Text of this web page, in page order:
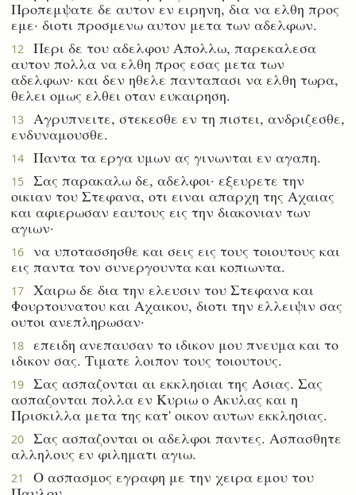
Προπεμψατε δε αυτον εν ειρηνη, δια να ελθη προς
εμε· διοτι προσμενω αυτον μετα των αδελφων.
12
Περι δε του αδελφου Απολλω, παρεκαλεσα
αυτον πολλα να ελθη προς εσας μετα των
αδελφων· και δεν ηθελε πανταπασι να ελθη τωρα,
θελει ομως ελθει οταν ευκαιρηση.
13
Αγρυπνειτε, στεκεσθε εν τη πιστει, ανδριζεσθε,
ενδυναμουσθε.
14 Παντα τα εργα υμων ας γινωνται εν αγαπη.
15
Σας παρακαλω δε, αδελφοι· εξευρετε την
οικιαν του Στεφανα, οτι ειναι απαρχη της Αχαιας
και αφιερωσαν εαυτους εις την διακονιαν των
αγιων·
16
να υποτασσησθε και σεις εις τους τοιουτους και
εις παντα τον συνεργουντα και κοπιωντα.
17
Χαιρω δε δια την ελευσιν του Στεφανα και
Φουρτουνατου και Αχαικου, διοτι την ελλειψιν σας
ουτοι ανεπληρωσαν·
18
επειδη ανεπαυσαν το ιδικον μου πνευμα και το
ιδικον σας. Τιματε λοιπον τους τοιουτους.
19
Σας ασπαζονται αι εκκλησιαι της Ασιας. Σας
ασπαζονται πολλα εν Κυριω ο Ακυλας και η
Πρισκιλλα μετα της κατ' οικον αυτων εκκλησιας.
20
Σας ασπαζονται οι αδελφοι παντες. Ασπασθητε
αλληλους εν φιληματι αγιω.
21
Ο ασπασμος εγραφη με την χειρα εμου του